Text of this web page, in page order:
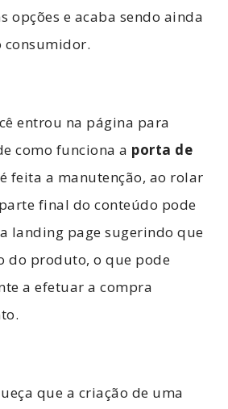
opções e acaba sendo ainda
consumidor.
entrou na página para
como funciona a porta de
feita a manutenção, ao rolar
final do conteúdo pode
landing page sugerindo que
do produto, o que pode
a efetuar a compra
que a criação de uma